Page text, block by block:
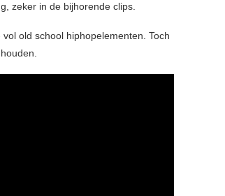
zeker in de bijhorende clips.
old school hiphopelementen. Toch